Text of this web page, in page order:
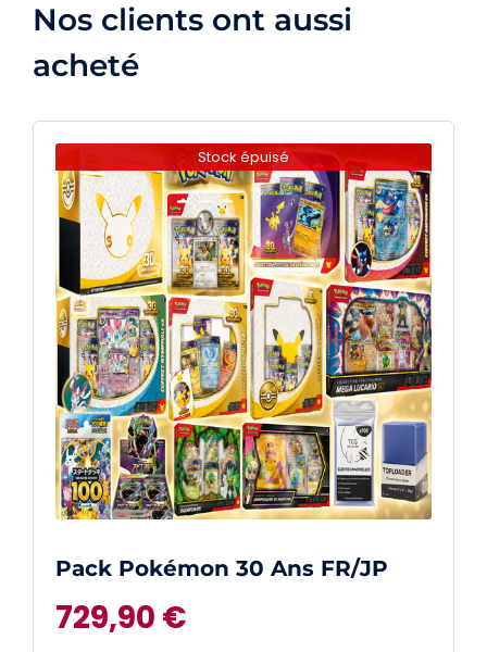
Nos clients ont aussi
acheté
Stock épuisé
Pack Pokémon 30 Ans FR/JP
729,90 €